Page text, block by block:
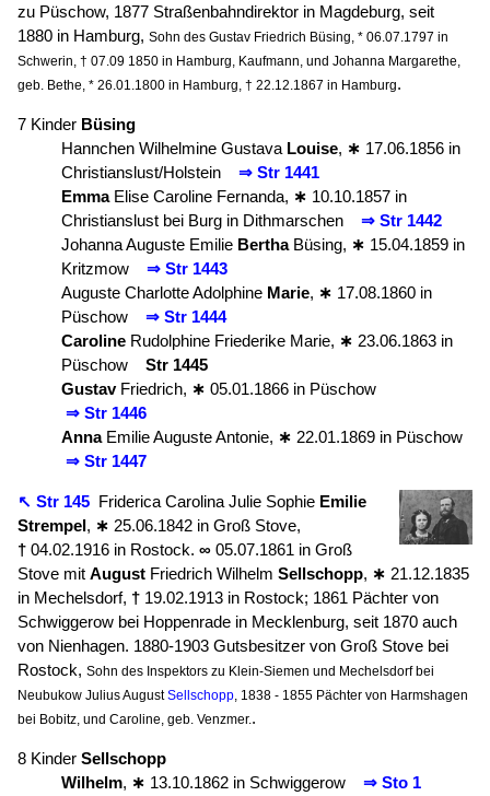
zu Püschow, 1877 Straßenbahndirektor in Magdeburg, seit
1880 in Hamburg, Sohn des Gustav Friedrich Büsing, * 06.07.1797 in
Schwerin, † 07.09 1850 in Hamburg, Kaufmann, und Johanna Margarethe,
geb. Bethe, * 26.01.1800 in Hamburg, † 22.12.1867 in Hamburg.
7 Kinder Büsing
Hannchen Wilhelmine Gustava Louise, ∗ 17.06.1856 in
Christianslust/Holstein
⇒ Str 1441
EmmaElise Caroline Fernanda, ∗ 10.10.1857 in
Christianslust bei Burg in Dithmarschen
⇒ Str 1442
Johanna Auguste Emilie BerthaBüsing, ∗ 15.04.1859 in
Kritzmow
⇒ Str 1443
Auguste Charlotte Adolphine Marie, ∗ 17.08.1860 in
Püschow
⇒ Str 1444
Caroline Rudolphine Friederike Marie, ∗ 23.06.1863 in
Püschow Str 1445
GustavFriedrich, ∗ 05.01.1866 in Püschow
⇒ Str 1446
AnnaEmilie Auguste Antonie, ∗ 22.01.1869 in Püschow
⇒ Str 1447
↖ Str 145 Friderica Carolina Julie Sophie Emilie
Strempel, ∗ 25.06.1842 in Groß Stove,
† 04.02.1916 in Rostock. ∞ 05.07.1861 in Groß
Stove mit August Friedrich Wilhelm Sellschopp, ∗ 21.12.1835
in Mechelsdorf, † 19.02.1913 in Rostock; 1861 Pächter von
Schwiggerow bei Hoppenrade in Mecklenburg, seit 1870 auch
von Nienhagen. 1880-1903 Gutsbesitzer von Groß Stove bei
Rostock, Sohn des Inspektors zu Klein-Siemen und Mechelsdorf bei
Neubukow Julius AugustSellschopp, 1838 - 1855 Pächter von Harmshagen
bei Bobitz, und Caroline, geb. Venzmer..
8 Kinder Sellschopp
Wilhelm, ∗ 13.10.1862 in Schwiggerow
⇒ Sto 1